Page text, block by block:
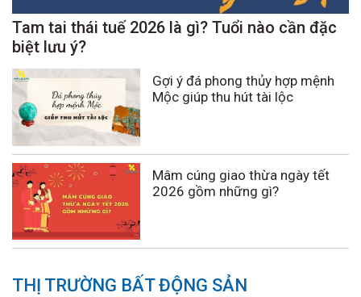
Tam tai thái tuế 2026 là gì? Tuổi nào cần đặc
biệt lưu ý?
Gợi ý đá phong thủy hợp mệnh
Mộc giúp thu hút tài lộc
Mâm cúng giao thừa ngày tết
2026 gồm những gì?
THỊ TRƯỜNG BẤT ĐỘNG SẢN